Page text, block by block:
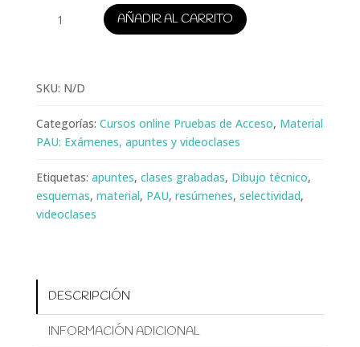
técnico
AÑADIR AL CARRITO
SKU: N/D
Categorías: Cursos online Pruebas de Acceso, Material
PAU: Exámenes, apuntes y videoclases
Etiquetas: apuntes, clases grabadas, Dibujo técnico,
esquemas, material, PAU, resúmenes, selectividad,
videoclases
DESCRIPCIÓN
INFORMACIÓN ADICIONAL